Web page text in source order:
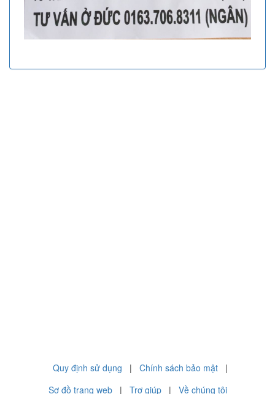
Quy định sử dụng | Chính sách bảo mật
|
Sơ đồ trang web
| Trợ giúp | Về chúng tôi